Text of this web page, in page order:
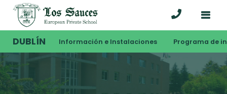
DUBLÍN Información e Instalaciones Programa de